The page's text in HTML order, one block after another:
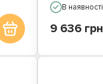
В наявності
9 636 грн